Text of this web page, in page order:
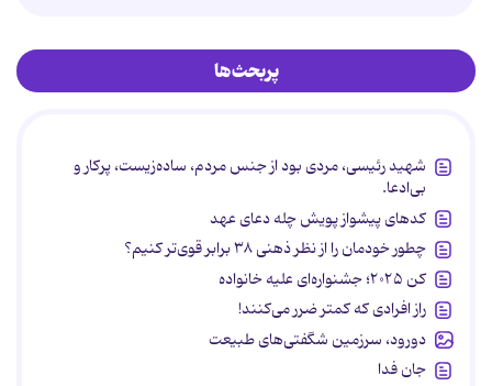
پربحث‌ها
شهید رئیسی، مردی بود از جنس مردم، ساده‌زیست، پرکار و
بی‌ادعا.
کدهای پیشواز پویش چله دعای عهد
چطور خودمان را از نظر ذهنی ۳۸ برابر قوی‌تر کنیم؟
کن ۲۰۲۵؛ جشنواره‌ای علیه خانواده
راز افرادی که کمتر ضرر می‌کنند!
دورود، سرزمین شگفتی‌های طبیعت
جان فدا